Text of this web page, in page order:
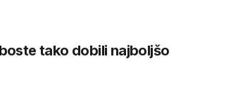
tako dobili najboljšo